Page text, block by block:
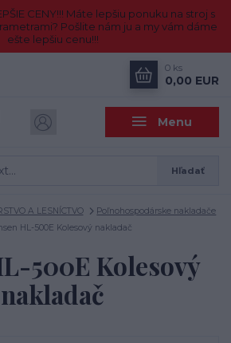
CENY!!! Máte lepšiu ponuku na stroj s
Pošlite nám ju a my vám dáme
ešte lepšiu cenu!!!
Menu
Hľadať
0 ks
0,00 EUR
A LESNÍCTVO
Poľnohospodárske nakladače
HL-500E Kolesový nakladač
500E Kolesový
nakladač